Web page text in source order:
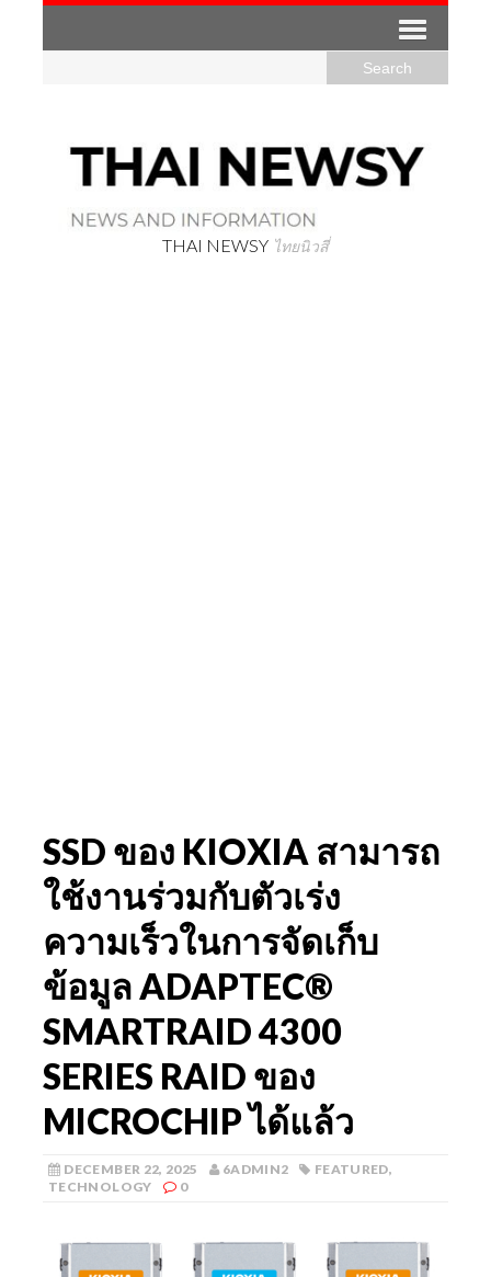
THAI NEWSY ไทยนิวสี่
SSD ของ KIOXIA สามารถ
ใช้งานร่วมกับตัวเร่ง
ความเร็วในการจัดเก็บ
ข้อมูล ADAPTEC®
SMARTRAID 4300
SERIES RAID ของ
MICROCHIP ได้แล้ว
DECEMBER 22, 2025 6ADMIN2 FEATURED,
TECHNOLOGY
0